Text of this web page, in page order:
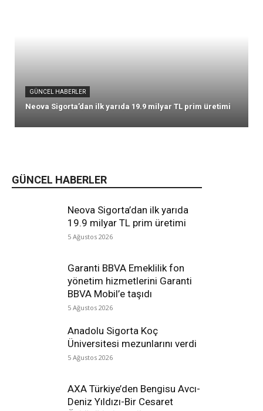
GÜNCEL HABERLER
Neova Sigorta’dan ilk yarıda
19.9 milyar TL prim üretimi
5 Ağustos 2026
Garanti BBVA Emeklilik fon
yönetim hizmetlerini Garanti
BBVA Mobil’e taşıdı
5 Ağustos 2026
Anadolu Sigorta Koç
Üniversitesi mezunlarını verdi
5 Ağustos 2026
AXA Türkiye’den Bengisu Avcı-
Deniz Yıldızı-Bir Cesaret
GÜNCEL HABERLER
Neova Sigorta’dan ilk yarıda 19.9 milyar TL prim üretimi